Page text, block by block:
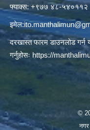
फ्याक्स: +९७७ ४८-५४०११२
इमेल:
दरखास्त फारम डाउनलोड
गर्नुहोसः https://
©
नगर